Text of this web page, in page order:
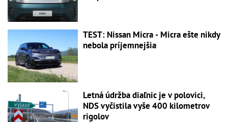
TEST: Nissan Micra - Micra ešte nikdy
nebola príjemnejšia
Letná údržba diaľnic je v polovici,
NDS vyčistila vyše 400 kilometrov
rigolov